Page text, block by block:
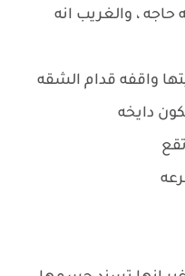
، والغريب انه
واقفه قدام الشقه
دايخه